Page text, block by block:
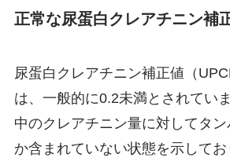
正常な尿蛋白クレアチニン補
尿蛋白クレアチニン補正値（
は、一般的に0.2未満とされてい
中のクレアチニン量に対してタ
か含まれていない状態を示して